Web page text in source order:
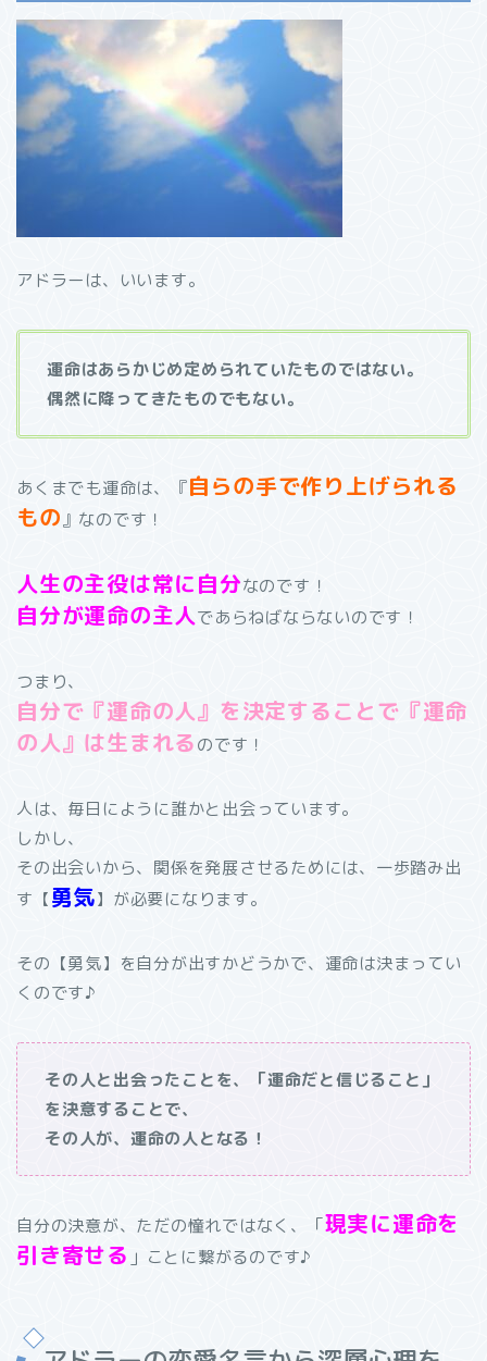
アドラーは、いいます。
運命はあらかじめ定められていたものではない。
偶然に降ってきたものでもない。
あくまでも運命は、『自らの手で作り上げられる
もの』なのです！
人生の主役は常に自分なのです！
自分が運命の主人であらねばならないのです！
つまり、
自分で『運命の人』を決定することで『運命
の人』は生まれるのです！
人は、毎日にように誰かと出会っています。
しかし、
その出会いから、関係を発展させるためには、一歩踏み出
す【勇気】が必要になります。
その【勇気】を自分が出すかどうかで、運命は決まってい
くのです♪
その人と出会ったことを、「運命だと信じること」
を決意することで、
その人が、運命の人となる！
自分の決意が、ただの憧れではなく、「現実に運命を
引き寄せる 」ことに繋がるのです♪